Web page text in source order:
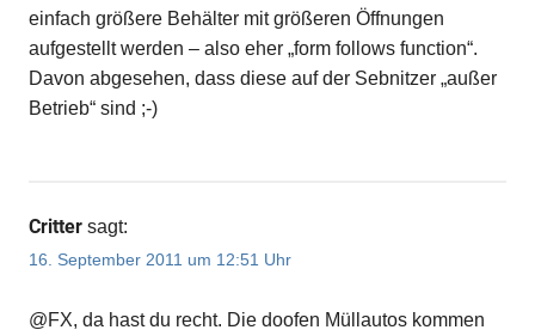
einfach größere Behälter mit größeren Öffnungen
aufgestellt werden – also eher „form follows function“.
Davon abgesehen, dass diese auf der Sebnitzer „außer
Betrieb“ sind ;-)
Critter sagt:
16. September 2011 um 12:51 Uhr
@FX, da hast du recht. Die doofen Müllautos kommen